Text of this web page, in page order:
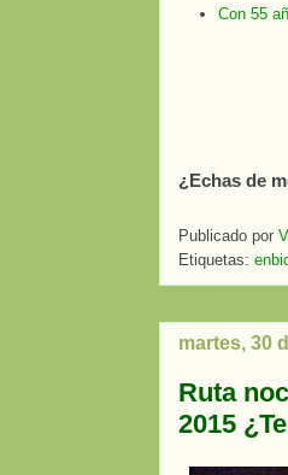
Con 55
¿Echas de
Publicado por
Etiquetas:
martes, 30
Ruta
2015